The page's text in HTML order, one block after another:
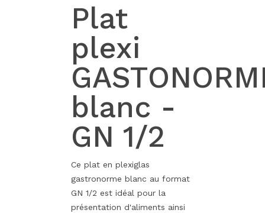
Plat
plexi
blanc -
GN 1/2
Ce plat en plexiglas
gastronorme blanc au format
GN 1/2 est idéal pour la
présentation d'aliments ainsi